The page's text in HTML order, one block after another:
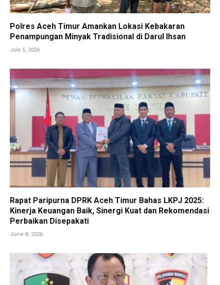
Polres Aceh Timur Amankan Lokasi Kebakaran
Penampungan Minyak Tradisional di Darul Ihsan
July 5, 2026
Rapat Paripurna DPRK Aceh Timur Bahas LKPJ 2025:
Kinerja Keuangan Baik, Sinergi Kuat dan Rekomendasi
Perbaikan Disepakati
June 8, 2026